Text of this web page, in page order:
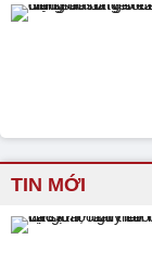
TIN MỚI